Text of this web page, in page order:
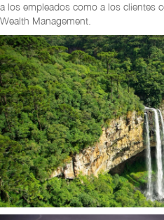
a los empleados como a los clientes
Wealth Management.